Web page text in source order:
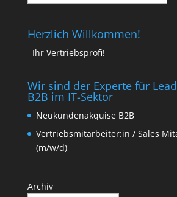
(Blog)
Herzlich Willkommen!
Ihr Vertriebsprofi!
Wir sind der Experte für
B2B im IT-Sektor
Neukundenakquise B2B
Vertriebsmitarbeiter:in / Sales
(m/w/d)
Archiv